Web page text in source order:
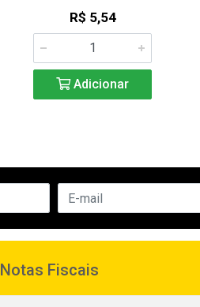
R$ 5,54
Adicionar
Notas Fiscais